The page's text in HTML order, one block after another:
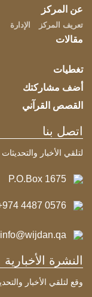
عن المركز
تعريف المركز الإدارة
مقالات
تغطيات
أضف مشاركتك
القصص القرآني
اتصل بنا
لتلقي الأخبار والتحديثات
P.O.Box 1675
4487 0576
info@wijdan.qa
النشرة الأخبارية
وقع لتلقي الأخبار